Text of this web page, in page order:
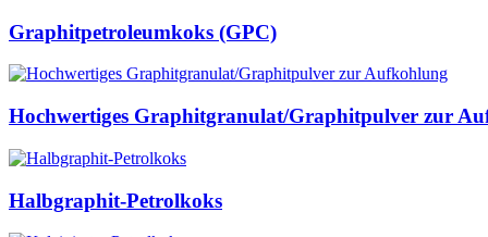
Graphitpetroleumkoks (GPC)
Hochwertiges Graphitgranulat/Graphitpulver zur
Halbgraphit-Petrolkoks